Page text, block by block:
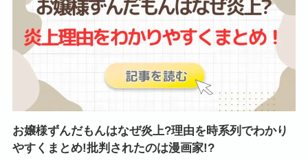
お嬢様ずんだもんはなぜ炎上?理由を時系列でわかり
やすくまとめ!批判されたのは漫画家!?